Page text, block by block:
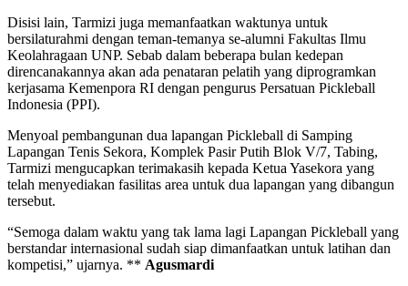
Disisi lain, Tarmizi juga memanfaatkan waktunya untuk
bersilaturahmi dengan teman-temanya se-alumni Fakultas Ilmu
Keolahragaan UNP. Sebab dalam beberapa bulan kedepan
direncanakannya akan ada penataran pelatih yang diprogramkan
kerjasama Kemenpora RI dengan pengurus Persatuan Pickleball
Indonesia (PPI).
Menyoal pembangunan dua lapangan Pickleball di Samping
Lapangan Tenis Sekora, Komplek Pasir Putih Blok V/7, Tabing,
Tarmizi mengucapkan terimakasih kepada Ketua Yasekora yang
telah menyediakan fasilitas area untuk dua lapangan yang dibangun
tersebut.
“Semoga dalam waktu yang tak lama lagi Lapangan Pickleball yang
berstandar internasional sudah siap dimanfaatkan untuk latihan dan
kompetisi,” ujarnya. ** Agusmardi